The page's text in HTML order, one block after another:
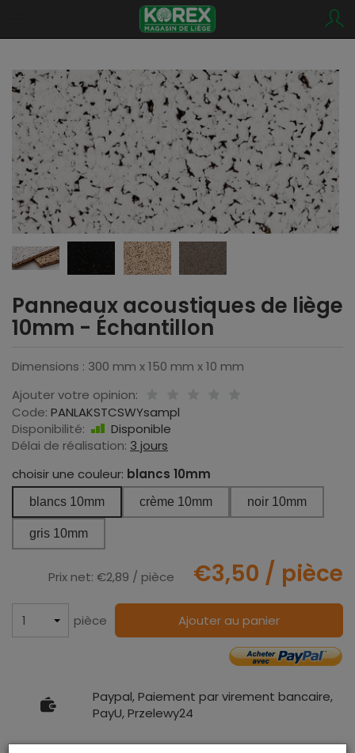
Panneaux acoustiques de liège
10mm - Échantillon
Dimensions : 300 mm x 150 mm x 10 mm
Ajouter votre opinion:
Code: PANLAKSTCSWYsampl
Disponibilité:
Disponible
Délai de réalisation: 3 jours
choisir une couleur: blancs 10mm
blancs 10mm crème 10mm noir 10mm
gris 10mm
Prix net: €2,89 / pièce €3,50 / pièce
pièce Ajouter au panier
Paypal, Paiement par virement bancaire,
PayU, Przelewy24